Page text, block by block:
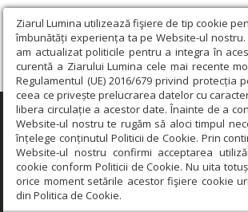
Ziarul Lumina utilizează fişiere de tip cookie
îmbunătăți experiența ta pe Website-ul nostru.
am actualizat politicile pentru a integra în
curentă a Ziarului Lumina cele mai recente
Regulamentul (UE) 2016/679 privind protecția
ceea ce privește prelucrarea datelor cu
libera circulație a acestor date. Înainte de a
Website-ul nostru te rugăm să aloci timpul
înțelege conținutul Politicii de Cookie. Prin
Website-ul nostru confirmi acceptarea
cookie conform Politicii de Cookie. Nu uita
orice moment setările acestor fişiere cookie
din Politica de Cookie.